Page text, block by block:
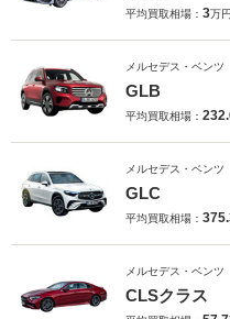
平均買取相場： 3万
メルセデス・ベンツ
GLB
平均買取相場：
メルセデス・ベンツ
GLC
平均買取相場：
メルセデス・ベンツ
CLSクラス